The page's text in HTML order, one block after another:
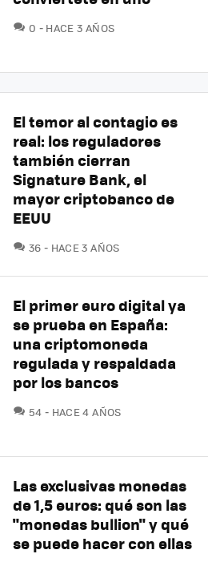
0 COMENTARIOS
HACE 3 AÑOS
El temor al contagio es
real: los reguladores
también cierran
Signature Bank, el
mayor criptobanco de
EEUU
36 COMENTARIOS
HACE 3 AÑOS
El primer euro digital ya
se prueba en España:
una criptomoneda
regulada y respaldada
por los bancos
54 COMENTARIOS
HACE 4 AÑOS
Las exclusivas monedas
de 1,5 euros: qué son las
"monedas bullion" y qué
se puede hacer con ellas